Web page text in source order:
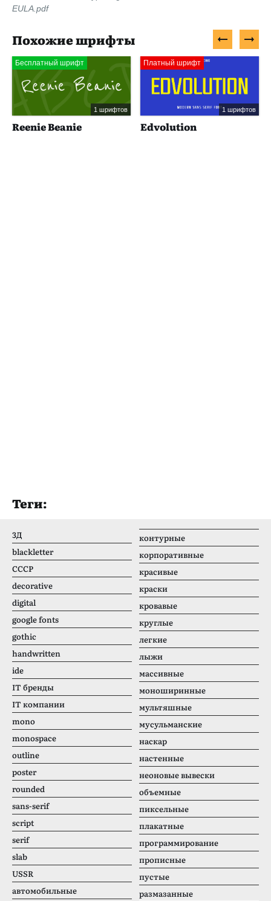
EULA.pdf
Похожие шрифты
Бесплатный шрифт
1 шрифтов
Reenie Beanie
Платный шрифт
1 шрифтов
Edvolution
Теги:
3Д
blackletter
CCCР
decorative
digital
google fonts
gothic
handwritten
ide
IT бренды
IT компании
mono
monospace
outline
poster
rounded
sans-serif
script
serif
slab
USSR
автомобильные
контурные
корпоративные
красивые
краски
кровавые
круглые
легкие
лыжи
массивные
моноширинные
мультяшные
мусульманские
наскар
настенные
неоновые вывески
объемные
пиксельные
плакатные
программирование
прописные
пустые
размазанные